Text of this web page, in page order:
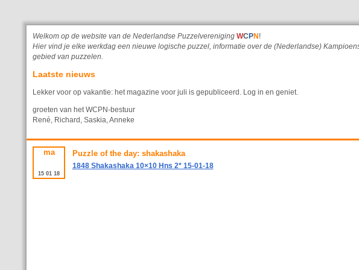
Welkom op de website van de Nederlandse Puzzelvereniging WC PN !
Hier vind je elke werkdag een nieuwe logische puzzel, informatie over de (Nederlandse)
gebied van puzzelen.
Laatste nieuws
Lekker voor op vakantie: het magazine voor juli is gepubliceerd. Log in en geniet.
groeten van het WCPN-bestuur
René, Richard, Saskia, Anneke
ma
15 01 18
Puzzle of the day: shakashaka
1848 Shakashaka 10×10 Hns 2* 15-01-18